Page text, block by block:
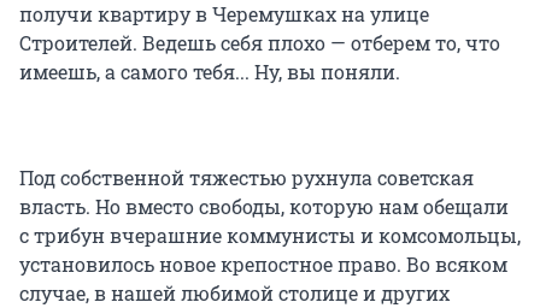
получи квартиру в Черемушках на улице
Строителей. Ведешь себя плохо — отберем то, что
имеешь, а самого тебя... Ну, вы поняли.
Под собственной тяжестью рухнула советская
власть. Но вместо свободы, которую нам обещали
с трибун вчерашние коммунисты и комсомольцы,
установилось новое крепостное право. Во всяком
случае, в нашей любимой столице и других